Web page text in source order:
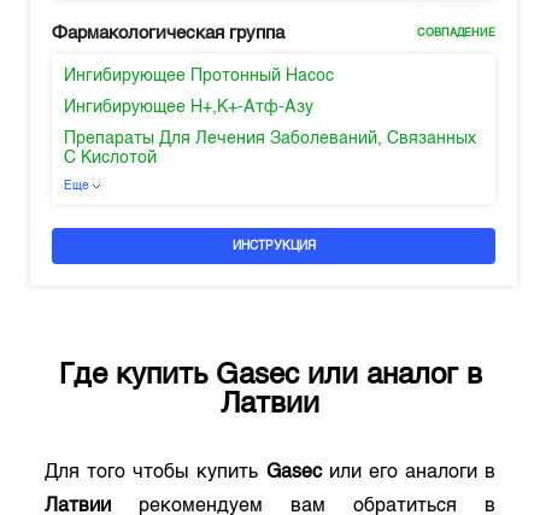
Фармакологическая группа СОВПАДЕНИЕ
Ингибирующее Протонный Насос
Ингибирующее H+,K+-Атф-Азу
Препараты Для Лечения Заболеваний, Связанных
С Кислотой
Еще
ИНСТРУКЦИЯ
Где купить Gasecили аналог в
Латвии
Для того чтобы купить Gasecили его аналоги в
Латвии рекомендуем вам обратиться в